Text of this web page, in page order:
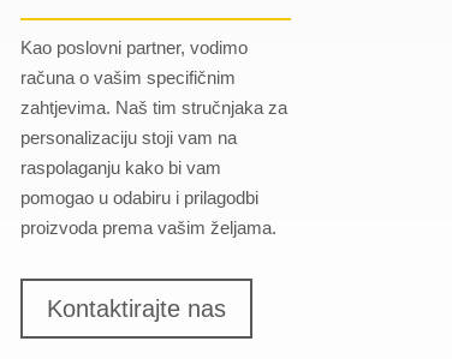
Kao poslovni partner, vodimo
računa o vašim specifičnim
zahtjevima. Naš tim stručnjaka za
personalizaciju stoji vam na
raspolaganju kako bi vam
pomogao u odabiru i prilagodbi
proizvoda prema vašim željama.
Kontaktirajte nas